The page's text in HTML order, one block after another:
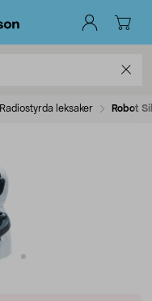
Radiostyrda leksaker Robot